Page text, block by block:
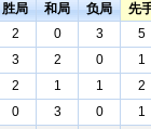
胜局 和局 负局
先
2 0 3
5
3 2 0
1
2 1 1
2
0 3 0
1